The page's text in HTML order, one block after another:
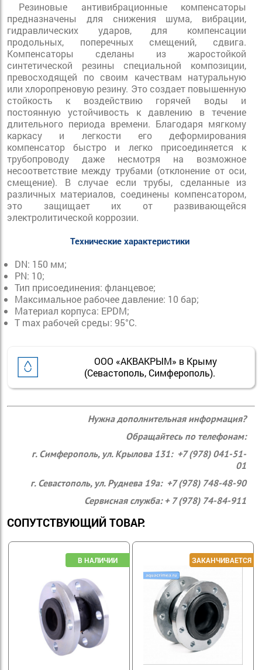
Резиновые антивибрационные компенсаторы
предназначены для снижения шума, вибрации,
гидравлических ударов, для компенсации
продольных, поперечных смещений, сдвига.
Компенсаторы сделаны из жаростойкой
синтетической резины специальной композиции,
превосходящей по своим качествам натуральную
или хлоропреновую резину. Это создает повышенную
стойкость к воздействию горячей воды и
постоянную устойчивость к давлению в течение
длительного периода времени. Благодаря мягкому
каркасу и легкости его деформирования
компенсатор быстро и легко присоединяется к
трубопроводу даже несмотря на возможное
несоответствие между трубами (отклонение от оси,
смещение). В случае если трубы, сделанные из
различных материалов, соединены компенсатором,
это защищает их от развивающейся
электролитической коррозии.
Технические характеристики
DN: 150 мм;
PN: 10;
Тип присоединения: фланцевое;
Максимальное рабочее давление: 10 бар;
Материал корпуса: EPDM;
T max рабочей среды: 95°С.
ООО «АКВАКРЫМ» в Крыму
(Севастополь, Симферополь).
Нужна дополнительная информация?
Обращайтесь по телефонам:
г. Симферополь, ул. Крылова 131: +7 (978) 041-51-
01
г. Севастополь, ул. Руднева 19а: +7 (978) 748-48-90
Сервисная служба: + 7 (978) 74-84-911
СОПУТСТВУЮЩИЙ ТОВАР: